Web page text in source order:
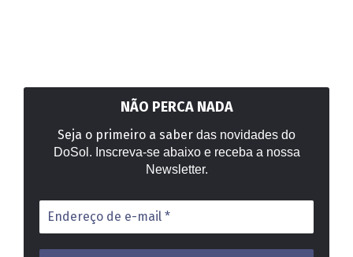
NÃO PERCA NADA
Seja o primeiro a saber das novidades do
DoSol. Inscreva-se abaixo e receba a nossa
Newsletter.
Endereço
de
e-
mail